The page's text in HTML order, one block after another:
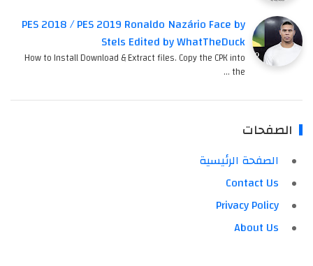
PES 2018 / PES 2019 Ronaldo Nazário Face by
Stels Edited by WhatTheDuck
How to Install Download & Extract files. Copy the CPK into
the …
الصفحات
الصفحة الرئيسية
Contact Us
Privacy Policy
About Us